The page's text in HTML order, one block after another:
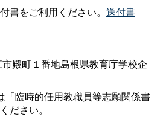
書をご利用ください。 送付書
殿町１番地島根県教育庁学校企
「臨時的任用教職員等志願関係書
ださい。